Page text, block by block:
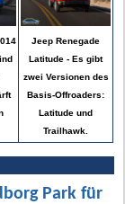
Jeep Renegade
Latitude - Es gibt
zwei Versionen des
Basis-Offroaders:
Latitude und
Trailhawk.
Park für